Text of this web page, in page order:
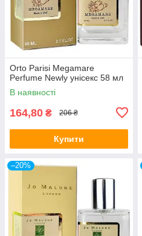
Orto Parisi Megamare
Perfume Newly унісекс 58 мл
В наявності
164,80 ₴ 206 ₴
Купити
–20%